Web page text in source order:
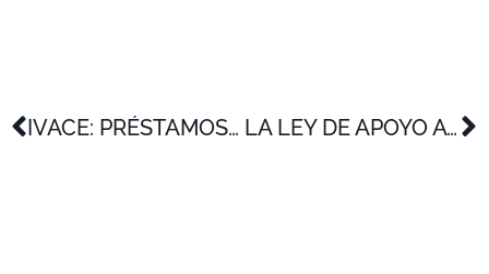
IVACE: PRÉSTAMOS BONIFICADOS + SUBVENCIÓN PARA PROYECTOS DE INNOVACIÓN LA LEY DE APOYO A LOS EMPRENDEDORES CADA VEZ MÁS CERCA